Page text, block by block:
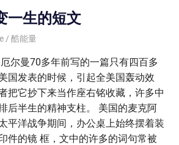
一生的短文
酷能量
尔曼70多年前写的一篇只有四百多
国发表的时候，引起全美国轰动效
把它抄下来当作座右铭收藏，许多中
后半生的精神支柱。 美国的麦克阿
平洋战争期间，办公桌上始终摆着装
件的镜 框，文中的许多的词句常被